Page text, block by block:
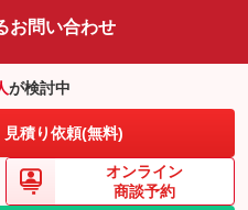
お問い合わせ
が検討中
積り依頼(無料)
オンライン
商談予約